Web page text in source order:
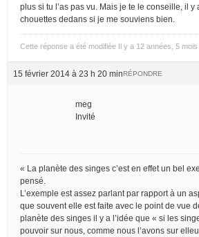
plus si tu l’as pas vu. Mais je te le conseille, il y
chouettes dedans si je me souviens bien.
Cette réponse a été modifiée Il y a 12 années, 5
15 février 2014 à 23 h 20 minRÉPONDRE
meg
Invité
« La planète des singes c’est en effet un bel
pensé.
L’exemple est assez parlant par rapport à un
que souvent elle est faite avec le point de vue
planète des singes il y a l’idée que « si les
pouvoir sur nous, comme nous l’avons sur